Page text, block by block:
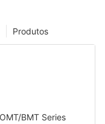
Produtos